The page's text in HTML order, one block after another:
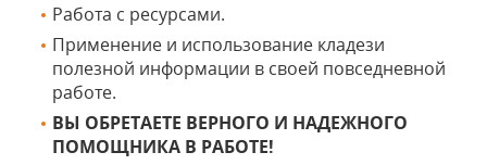
Работа с ресурсами.
Применение и использование кладези
полезной информации в своей повседневной
работе.
ВЫ ОБРЕТАЕТЕ ВЕРНОГО И НАДЕЖНОГО
ПОМОЩНИКА В РАБОТЕ!